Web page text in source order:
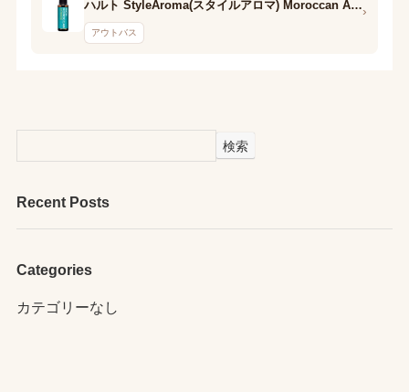
ハルト StyleAroma(スタイルアロマ) Moroccan Argan HairOil
アウトバス
›
検索
Recent Posts
Categories
カテゴリーなし